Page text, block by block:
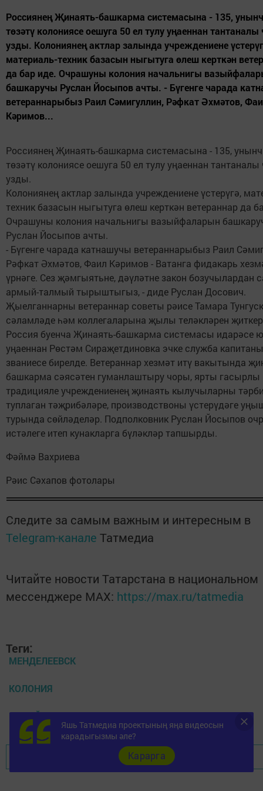
Россиянең Җинаять-башкарма системасына - 135,
төзәтү колониясе оешуга 50 ел тулу уңаеннан тантаналы
узды. Колониянең актлар залында учреждениене
материаль-техник базасын ныгытуга өлеш керткән
да бар иде. Очрашуны колония начальнигы
башкаручы Руслан Йосыпов ачты. - Бүгенге чарада
ветераннарыбыз Раил Сәмигуллин, Рәфкат Әхмәтов,
Кәримов...
Россиянең Җинаять-башкарма системасына - 135,
төзәтү колониясе оешуга 50 ел тулу уңаеннан тантаналы
узды.
Колониянең актлар залында учреждениене үстерүгә,
техник базасын ныгытуга өлеш керткән ветераннар да
Очрашуны колония начальнигы вазыйфаларын
Руслан Йосыпов ачты.
- Бүгенге чарада катнашучы ветераннарыбыз Раил
Рәфкат Әхмәтов, Фаил Кәримов - Ватанга фидакарь
үрнәге. Сез җәмгыятьне, дәүләтне закон бозучылардан
армый-талмый тырыштыгыз, - диде Руслан Досович.
Җыелганнарны ветераннар советы рәисе Тамара
сәламләде һәм коллегаларына җылы теләкләрен
Россия буенча Җинаять-башкарма системасы идарәсе
уңаеннан Рөстәм Сираҗетдиновка эчке служба капитаны
званиесе бирелде. Ветераннар хезмәт итү вакытында
башкарма сәясәтен гуманлаштыру чоры, ярты гасырлы
традицияле учреждениенең җинаять кылучыларны
туплаган тәҗрибәләре, производствоны үстерүдәге
турында сөйләделәр. Подполковник Руслан Йосыпов
истәлеге итеп кунакларга бүләкләр тапшырды.
Фәймә Вахриева
Рәис Сәхапов фотолары
Следите за самым важным и интересным в
Telegram-канале Татмедиа
Читайте новости Татарстана в национальном
мессенджере MАХ: https://max.ru/tatmedia
Теги:
МЕНДЕЛЕЕВСК
КОЛОНИЯ
ВАКЫЙГА
Перейти на страницу новости
Яшь Татмедиа проектының яңа видеосын
карадыгызмы әле?
Карарга